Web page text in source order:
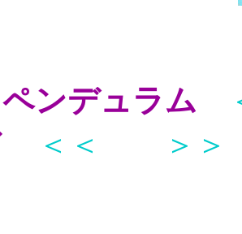
ペンデュラム
＜＜ ＞＞